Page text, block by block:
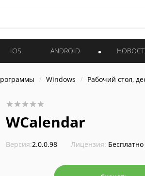
IOS ANDROID
Windows Рабочий стол,
WCalendar
Версия:2.0.0.98 Лицензия: